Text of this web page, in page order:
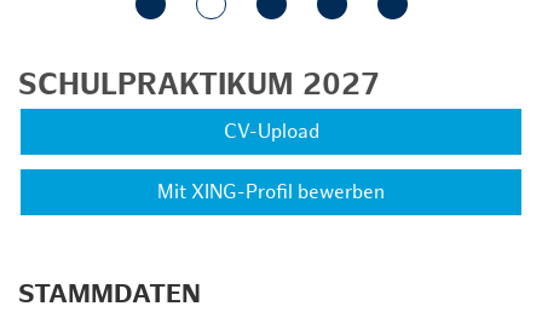
SCHULPRAKTIKUM 2027
CV-Upload
Mit XING-Profil bewerben
STAMMDATEN